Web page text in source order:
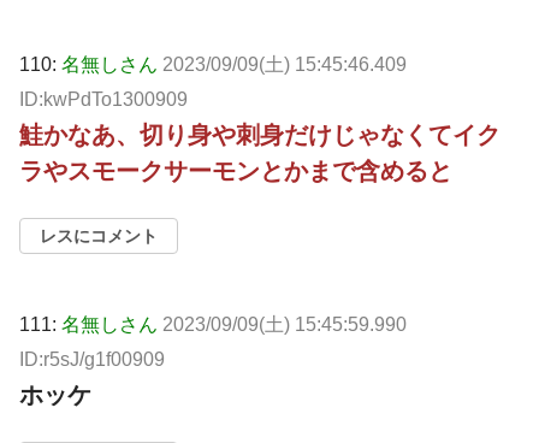
110: 名無しさん 2023/09/09(土) 15:45:46.409
ID:kwPdTo1300909
鮭かなあ、切り身や刺身だけじゃなくてイク
ラやスモークサーモンとかまで含めると
レスにコメント
111: 名無しさん 2023/09/09(土) 15:45:59.990
ID:r5sJ/g1f00909
ホッケ